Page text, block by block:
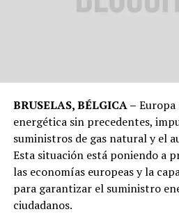
BRUSELAS, BÉLGICA – Europa
energética sin precedentes,
suministros de gas natural y el
Esta situación está poniendo a
las economías europeas y la
para garantizar el suministro
ciudadanos.